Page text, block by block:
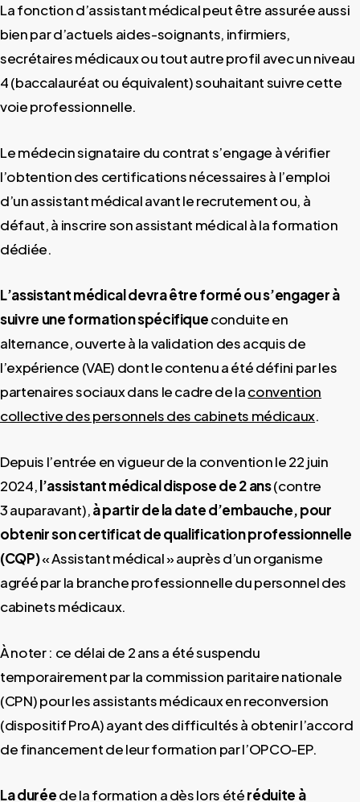
La fonction d’assistant médical peut être assurée aussi
bien par d’actuels aides-soignants, infirmiers,
secrétaires médicaux ou tout autre profil avec un niveau
4 (baccalauréat ou équivalent) souhaitant suivre cette
voie professionnelle.
Le médecin signataire du contrat s’engage à vérifier
l’obtention des certifications nécessaires à l’emploi
d’un assistant médical avant le recrutement ou, à
défaut, à inscrire son assistant médical à la formation
dédiée.
L’assistant médical devra être formé ou s’engager à
suivre une formation spécifiqueconduite en
alternance, ouverte à la validation des acquis de
l’expérience (VAE) dont le contenu a été défini par les
partenaires sociaux dans le cadre de laconvention
collective des personnels des cabinets médicaux.
Depuis l’entrée en vigueur de la convention le 22 juin
2024,l’assistant médical dispose de 2 ans(contre
3 auparavant),à partir de la date d’embauche, pour
obtenir son certificat de qualification professionnelle
(CQP)« Assistant médical » auprès d’un organisme
agréé par la branche professionnelle du personnel des
cabinets médicaux.
À noter : ce délai de 2 ans a été suspendu
temporairement par la commission paritaire nationale
(CPN) pour les assistants médicaux en reconversion
(dispositif ProA) ayant des difficultés à obtenir l’accord
de financement de leur formation par l’OPCO-EP.
La duréede la formation a dès lors étéréduite à